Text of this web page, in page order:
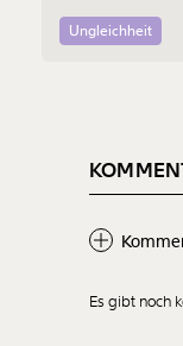
Männergewalt
Ungleichheit
Es gibt noch